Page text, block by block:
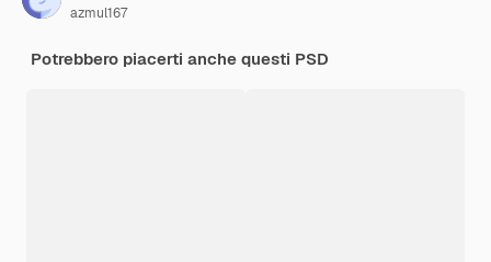
azmul167
Potrebbero piacerti anche questi PSD